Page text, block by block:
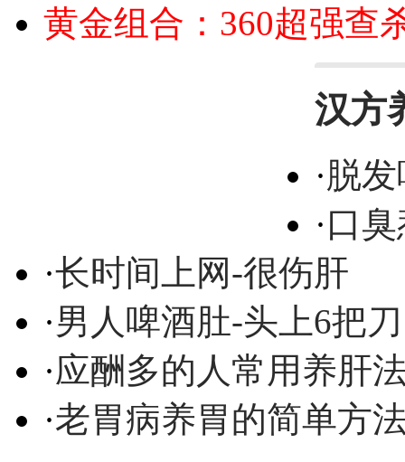
黄金组合：360超强查
汉方
·脱
·口
·长时间上网-很伤肝
·男人啤酒肚-头上6把刀
·应酬多的人常用养肝
·老胃病养胃的简单方